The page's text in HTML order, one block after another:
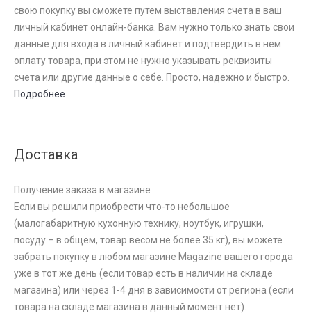
свою покупку вы сможете путем выставления счета в ваш
личный кабинет онлайн-банка. Вам нужно только знать свои
данные для входа в личный кабинет и подтвердить в нем
оплату товара, при этом не нужно указывать реквизиты
счета или другие данные о себе. Просто, надежно и быстро.
Подробнее
Доставка
Получение заказа в магазине
Если вы решили приобрести что-то небольшое
(малогабаритную кухонную технику, ноутбук, игрушки,
посуду – в общем, товар весом не более 35 кг), вы можете
забрать покупку в любом магазине Magazine вашего города
уже в тот же день (если товар есть в наличии на складе
магазина) или через 1-4 дня в зависимости от региона (если
товара на складе магазина в данный момент нет).